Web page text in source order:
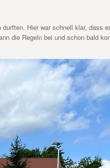
Hier war schnell klar, dass
die Regeln bei und schon bald